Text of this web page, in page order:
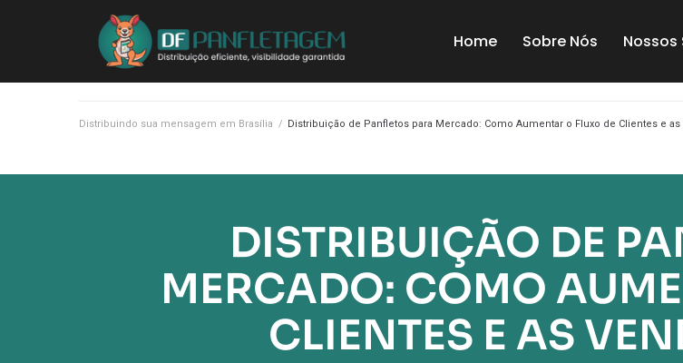
Home Sobre Nós Nossos
Distribuindo sua mensagem em Brasília / Distribuição de Panfletos para Mercado: Como Aumentar o Fluxo de Clientes e as
DISTRIBUIÇÃO DE
MERCADO: COMO
CLIENTES E AS